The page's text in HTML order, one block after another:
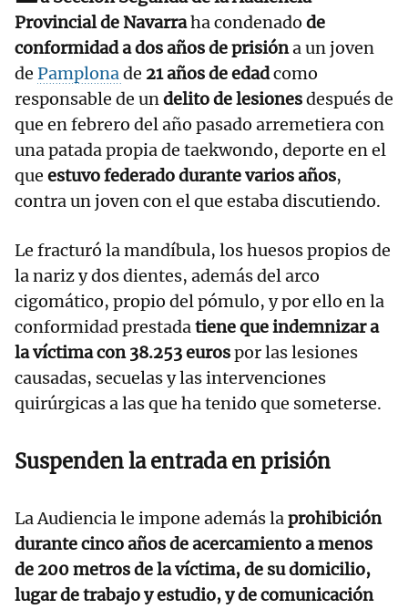
Provincial de Navarraha condenado de
conformidad a dos años de prisióna un joven
de Pamplonade 21 años de edadcomo
responsable de undelito de lesionesdespués de
que en febrero del año pasado arremetiera con
una patada propia de taekwondo, deporte en el
que estuvo federado durante varios años,
contra un joven con el que estaba discutiendo.
Le fracturó la mandíbula, los huesos propios de
la nariz y dos dientes, además del arco
cigomático, propio del pómulo, y por ello en la
conformidad prestadatiene que indemnizar a
la víctima con 38.253 eurospor las lesiones
causadas, secuelas y las intervenciones
quirúrgicas a las que ha tenido que someterse.
Suspenden la entrada en prisión
La Audiencia le impone además laprohibición
durante cinco años de acercamiento a menos
de 200 metros de la víctima, de su domicilio,
lugar de trabajo y estudio, y de comunicación